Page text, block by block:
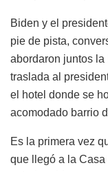
Biden y el
pie de pista,
abordaron juntos
traslada al
el hotel donde se
acomodado barrio
Es la primera vez
que llegó a la